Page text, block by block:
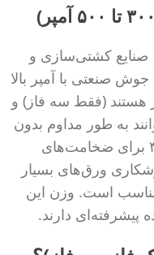
صنایع کشتی‌سازی و
صنعتی با آمپر بالا
هستند (فقط سه فاز) و
می‌توانند به طور مداوم بدون
خنک شدن اضافه کار کنند). آمپر ۳۰۰ برای ضخامت‌های
۵۰۰ برای جوشکاری ورق‌های بسیار
مناسب است. وزن این
پیشرفته‌ای دارند.